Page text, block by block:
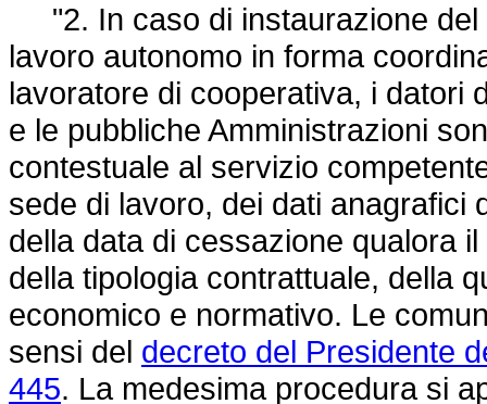
"2. In caso di instaurazione del
lavoro autonomo in forma
lavoratore di cooperativa, i datori
e le pubbliche Amministrazioni
contestuale al servizio
sede di lavoro, dei dati anagrafici
della data di cessazione qualora
della tipologia contrattuale, della
economico e normativo. Le
sensi del decreto del Presidente
445. La medesima procedura si